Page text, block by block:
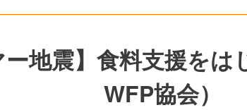
ー地震】食料支援を
WFP協会）